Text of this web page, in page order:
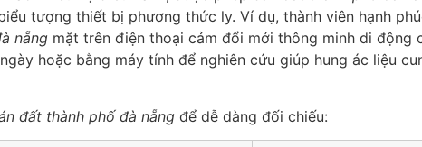
tượng thiết bị phương thức ly. Ví dụ, thành viên hạnh
nẵng mặt trên điện thoại cảm đổi mới thông minh di động
hoặc bằng máy tính để nghiên cứu giúp hung ác liệu
đất thành phố đà nẵng để dễ dàng đối chiếu: